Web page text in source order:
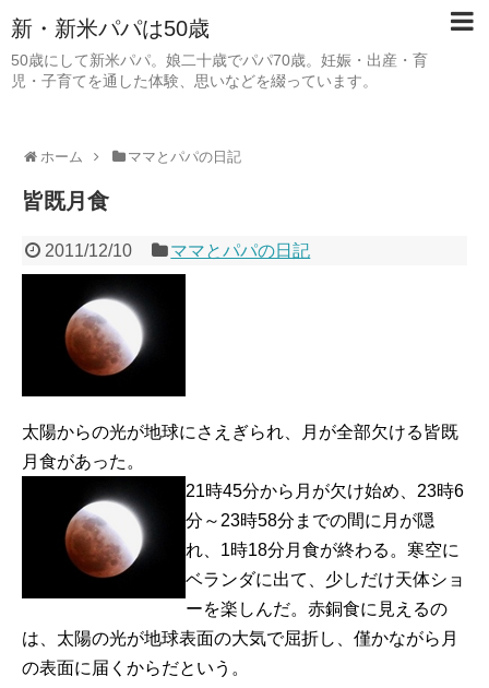
新・新米パパは50歳
50歳にして新米パパ。娘二十歳でパパ70歳。妊娠・出産・育
児・子育てを通した体験、思いなどを綴っています。
ホーム ママとパパの日記
皆既月食
2011/12/10 ママとパパの日記
太陽からの光が地球にさえぎられ、月が全部欠ける皆既
月食があった。
21時45分から月が欠け始め、23時6
分～23時58分までの間に月が隠
れ、1時18分月食が終わる。寒空に
ベランダに出て、少しだけ天体ショ
ーを楽しんだ。赤銅食に見えるの
は、太陽の光が地球表面の大気で屈折し、僅かながら月
の表面に届くからだという。